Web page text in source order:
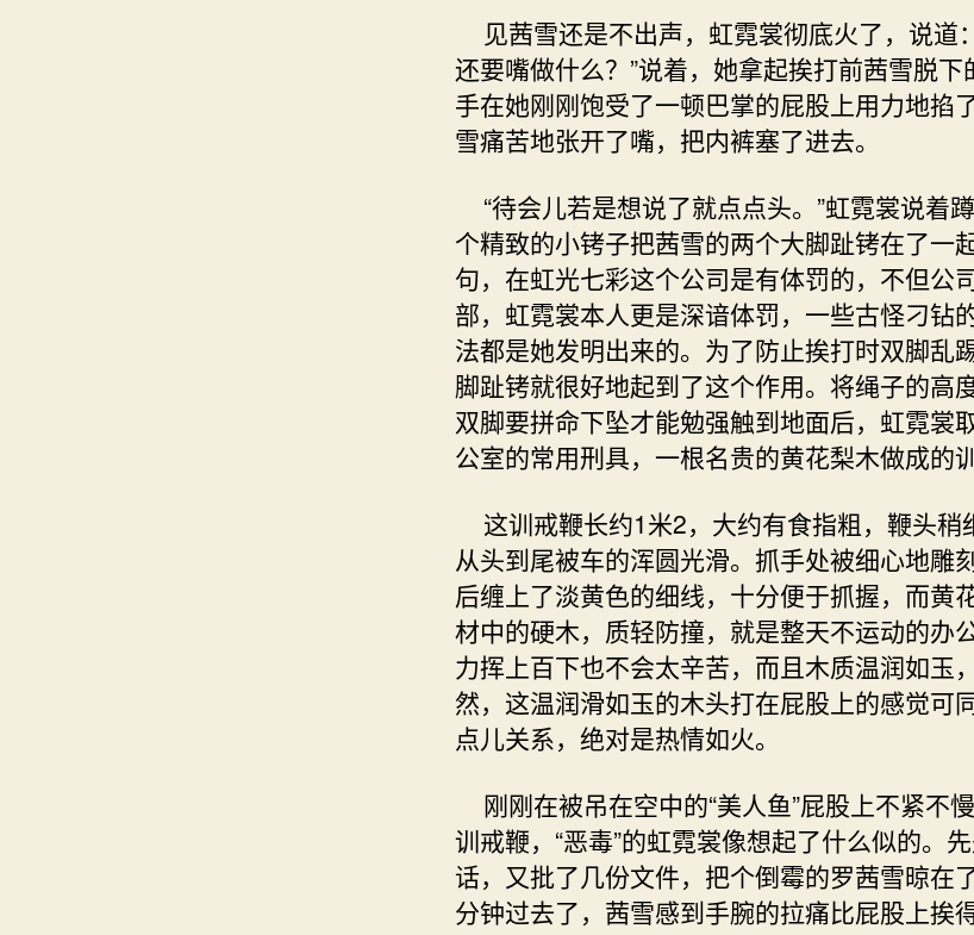
见茜雪还是不出声，虹霓裳彻底火了，说道
还要嘴做什么？”说着，她拿起挨打前茜雪脱
手在她刚刚饱受了一顿巴掌的屁股上用力地掐
雪痛苦地张开了嘴，把内裤塞了进去。
“待会儿若是想说了就点点头。”虹霓裳说着
个精致的小铐子把茜雪的两个大脚趾铐在了一
句，在虹光七彩这个公司是有体罚的，不但公
部，虹霓裳本人更是深谙体罚，一些古怪刁钻
法都是她发明出来的。为了防止挨打时双脚乱
脚趾铐就很好地起到了这个作用。将绳子的高
双脚要拼命下坠才能勉强触到地面后，虹霓裳
公室的常用刑具，一根名贵的黄花梨木做成的
这训戒鞭长约1米2，大约有食指粗，鞭头稍
从头到尾被车的浑圆光滑。抓手处被细心地雕
后缠上了淡黄色的细线，十分便于抓握，而黄
材中的硬木，质轻防撞，就是整天不运动的办
力挥上百下也不会太辛苦，而且木质温润如玉
然，这温润滑如玉的木头打在屁股上的感觉可
点儿关系，绝对是热情如火。
刚刚在被吊在空中的“美人鱼”屁股上不紧不
训戒鞭，“恶毒”的虹霓裳像想起了什么似的。
话，又批了几份文件，把个倒霉的罗茜雪晾在
分钟过去了，茜雪感到手腕的拉痛比屁股上挨